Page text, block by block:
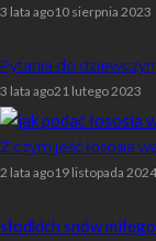
3 lata ago10 sierpnia 2023
Pytania do
3 lata ago21 lutego 2023
Z czym jeść łososia
2 lata ago19 listopada 2024
słodkich snów